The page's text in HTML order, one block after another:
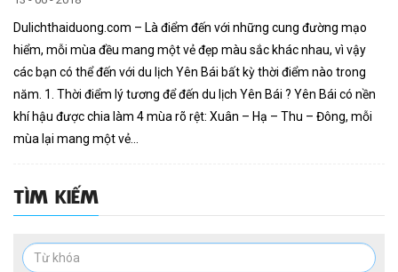
Dulichthaiduong.com – Là điểm đến với những cung đường mạo
hiểm, mỗi mùa đều mang một vẻ đẹp màu sắc khác nhau, vì vậy
các bạn có thể đến với du lịch Yên Bái bất kỳ thời điểm nào trong
năm. 1. Thời điểm lý tương để đến du lịch Yên Bái ? Yên Bái có nền
khí hậu được chia làm 4 mùa rõ rệt: Xuân – Hạ – Thu – Đông, mỗi
mùa lại mang một vẻ...
TÌM KIẾM